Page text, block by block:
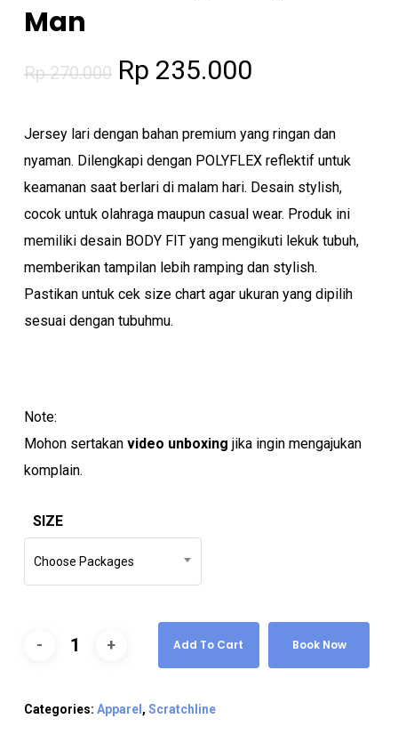
Man
Rp270.000 Original
was:
Rp 270.000.
Rp 235.000Current
is:
Rp 235.000.
Jersey lari dengan bahan premium yang ringan dan
nyaman. Dilengkapi dengan POLYFLEX reflektif untuk
keamanan saat berlari di malam hari. Desain stylish,
cocok untuk olahraga maupun casual wear. Produk ini
memiliki desain BODY FIT yang mengikuti lekuk tubuh,
memberikan tampilan lebih ramping dan stylish.
Pastikan untuk cek size chart agar ukuran yang dipilih
sesuai dengan tubuhmu.
Note:
Mohon sertakan video unboxing jika ingin mengajukan
komplain.
SIZE
Choose Packages
Add To Cart Book Now
Categories: Apparel , Scratchline